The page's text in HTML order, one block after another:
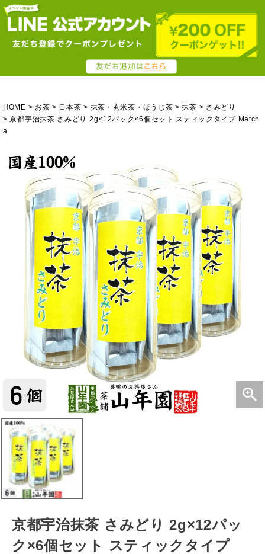
HOME お茶 日本茶 抹茶・玄米茶・ほうじ茶 抹茶
さみどり
京都宇治抹茶 さみどり 2g×12パック×6個セット スティックタイプ Match
a
京都宇治抹茶 さみどり 2g×12パッ
ク×6個セット スティックタイプ